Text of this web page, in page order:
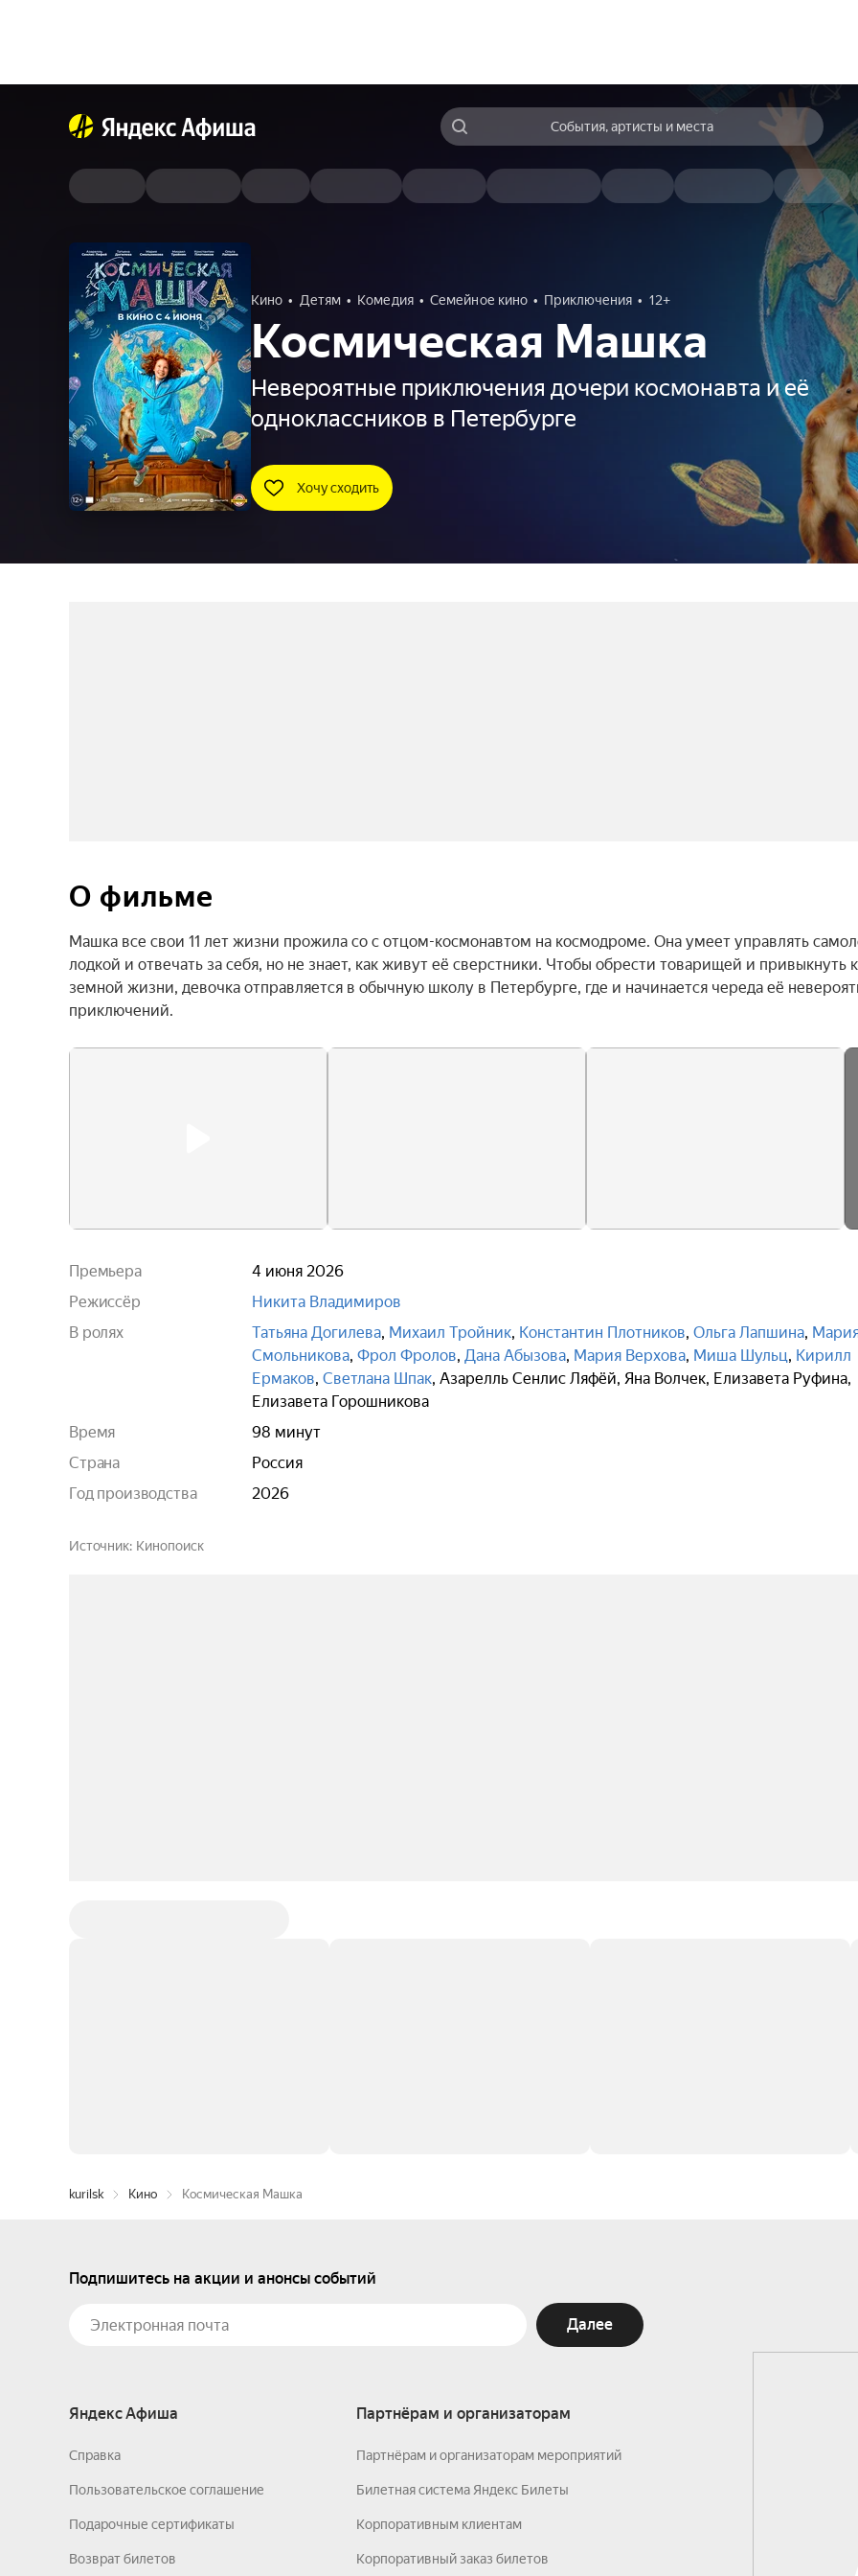
События, артисты и места
Кино Детям Комедия Семейное кино Приключения 12+
Космическая Машка
Невероятные приключения дочери космонавта и её
одноклассников в Петербурге
Хочу сходить
О фильме
Машка все свои 11 лет жизни прожила со с отцом-космонавтом на космодроме. Она умеет управлять
лодкой и отвечать за себя, но не знает, как живут её сверстники. Чтобы обрести товарищей и привыкнуть к
земной жизни, девочка отправляется в обычную школу в Петербурге, где и начинается череда её
приключений.
Премьера
4 июня 2026
Режиссёр
Никита Владимиров
В ролях
Татьяна Догилева, Михаил Тройник, Константин Плотников, Ольга Лапшина,
Смольникова, Фрол Фролов, Дана Абызова, Мария Верхова, Миша Шульц, Кирилл
Ермаков, Светлана Шпак, Азарелль Сенлис Ляфёй, Яна Волчек, Елизавета Руфина,
Елизавета Горошникова
Время
98 минут
Страна
Россия
Год производства
2026
Источник Кинопоиск
kurilsk Кино Космическая Машка
Подпишитесь на акции и анонсы событий
Далее
Яндекс Афиша
Справка
Пользовательское соглашение
Подарочные сертификаты
Возврат билетов
Партнёрам и организаторам
Партнёрам и организаторам мероприятий
Билетная система Яндекс Билеты
Корпоративным клиентам
Корпоративный заказ билетов